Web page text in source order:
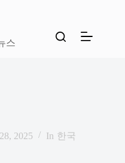
스
2025 In 한국